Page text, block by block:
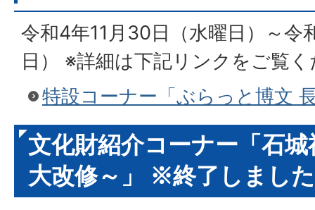
令和4年11月30日（水曜日）～令
日） ※詳細は下記リンクをご覧
特設コーナー「ぶらっと博文
文化財紹介コーナー「石
大改修～」 ※終了しました